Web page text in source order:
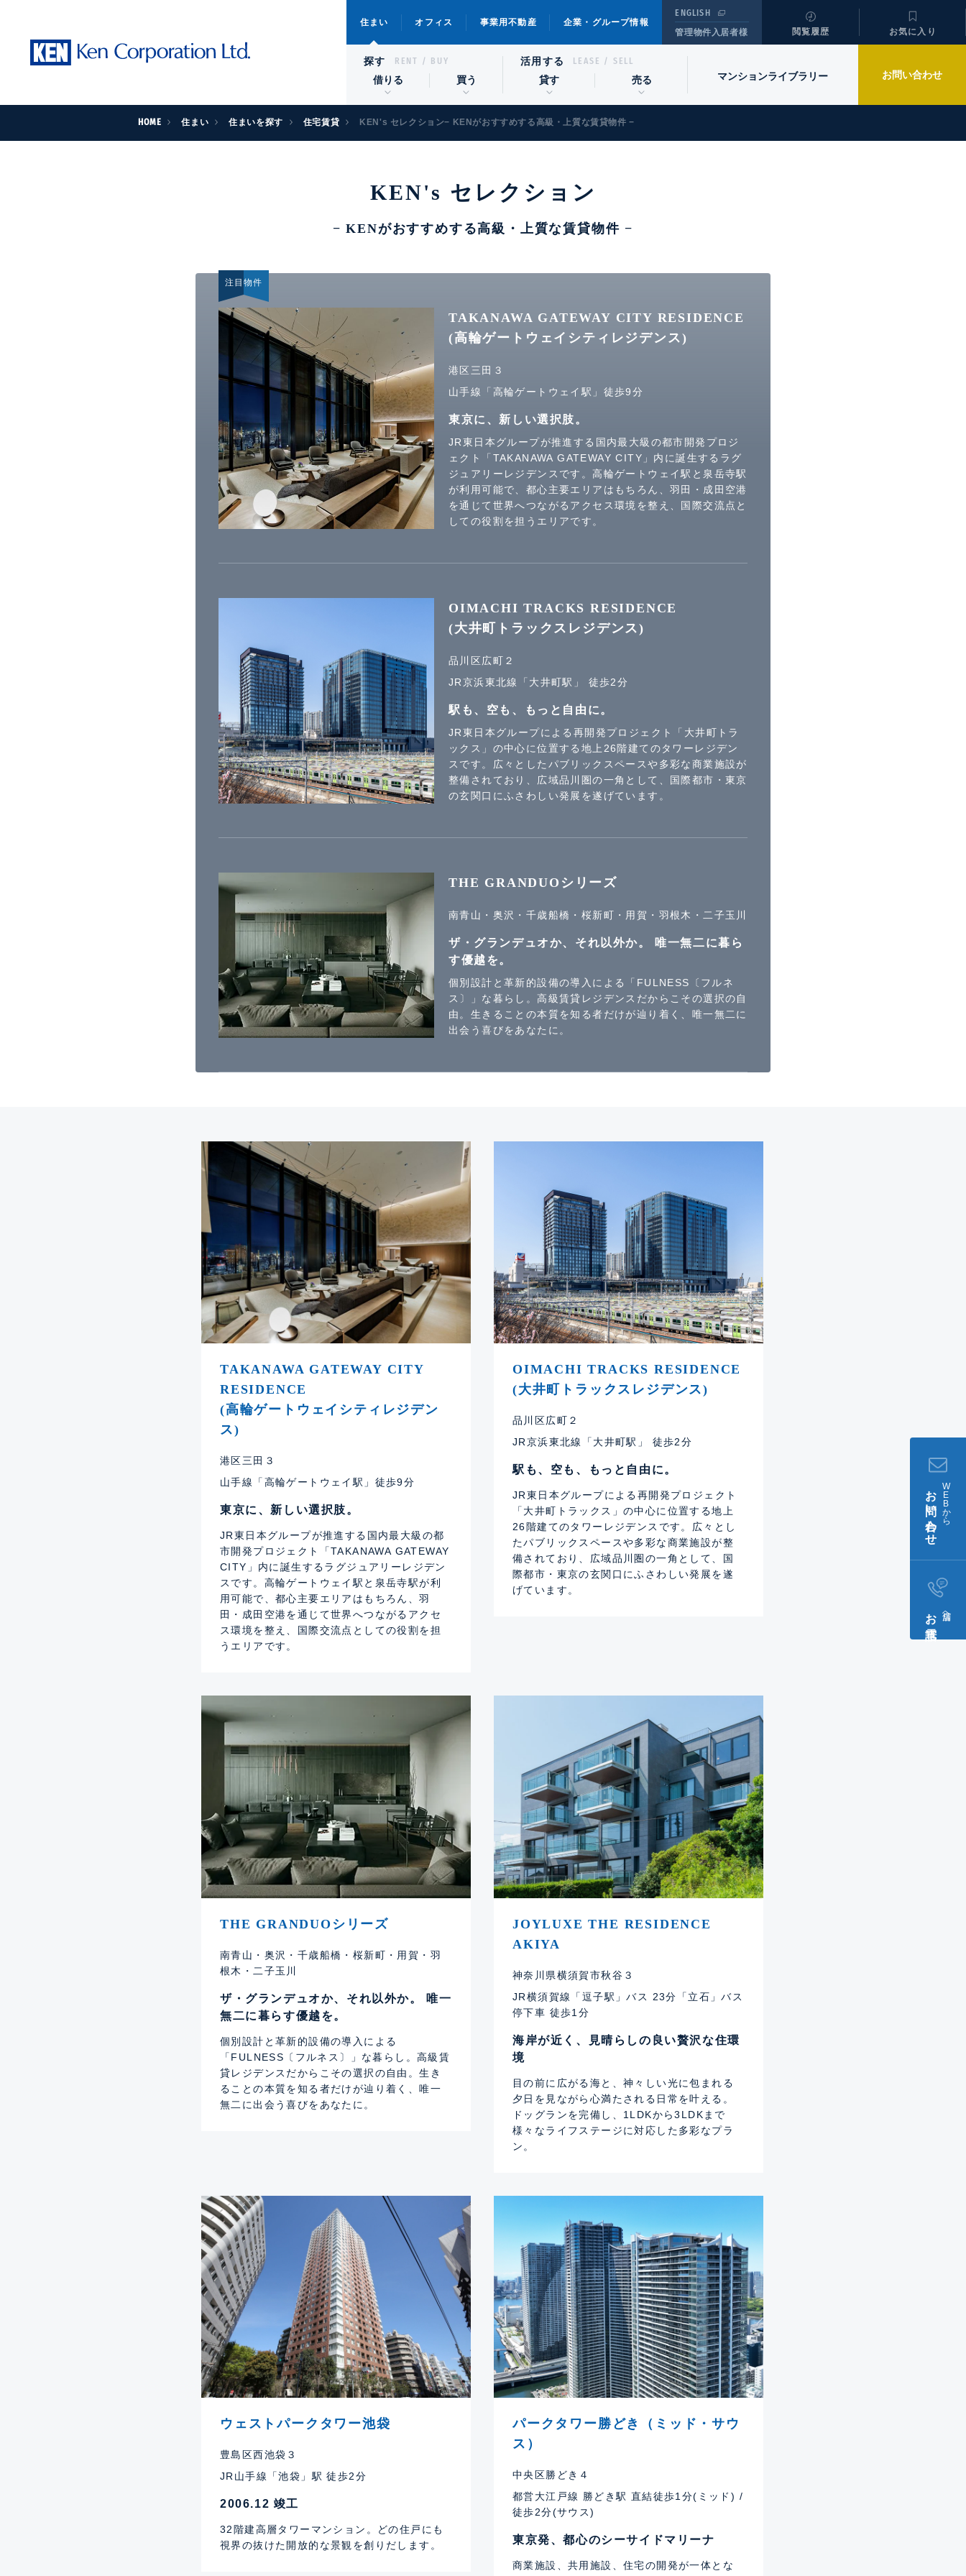
住まい オフィス 事業用不動産 企業・グループ情報
ENGLISH
管理物件入居者様
閲覧履歴 お気に入り
探す RENT / BUY
借りる 買う
活用する LEASE / SELL
貸す 売る マンションライブラリー お問い合わせ
HOME 住まい 住まいを探す 住宅賃貸 KEN's セレクション− KENがおすすめする高級・上質な賃貸物件 −
KEN's セレクション
− KENがおすすめする高級・上質な賃貸物件 −
注目物件
TAKANAWA GATEWAY CITY RESIDENCE
(高輪ゲートウェイシティレジデンス)
港区三田３
山手線「高輪ゲートウェイ駅」徒歩9分
東京に、新しい選択肢。
JR東日本グループが推進する国内最大級の都市開発プロジ
ェクト「TAKANAWA GATEWAY CITY」内に誕生するラグ
ジュアリーレジデンスです。高輪ゲートウェイ駅と泉岳寺駅
が利用可能で、都心主要エリアはもちろん、羽田・成田空港
を通じて世界へつながるアクセス環境を整え、国際交流点と
しての役割を担うエリアです。
OIMACHI TRACKS RESIDENCE
(大井町トラックスレジデンス)
品川区広町２
JR京浜東北線「大井町駅」 徒歩2分
駅も、空も、もっと自由に。
JR東日本グループによる再開発プロジェクト「大井町トラ
ックス」の中心に位置する地上26階建てのタワーレジデン
スです。広々としたパブリックスペースや多彩な商業施設が
整備されており、広域品川圏の一角として、国際都市・東京
の玄関口にふさわしい発展を遂げています。
THE GRANDUOシリーズ
南青山・奥沢・千歳船橋・桜新町・用賀・羽根木・二子玉川
ザ・グランデュオか、それ以外か。 唯一無二に暮ら
す優越を。
個別設計と革新的設備の導入による「FULNESS〔フルネ
ス〕」な暮らし。高級賃貸レジデンスだからこその選択の自
由。生きることの本質を知る者だけが辿り着く、唯一無二に
出会う喜びをあなたに。
TAKANAWA GATEWAY CITY
RESIDENCE
(高輪ゲートウェイシティレジデン
ス)
港区三田３
山手線「高輪ゲートウェイ駅」徒歩9分
東京に、新しい選択肢。
JR東日本グループが推進する国内最大級の都
市開発プロジェクト「TAKANAWA GATEWAY
CITY」内に誕生するラグジュアリーレジデン
スです。高輪ゲートウェイ駅と泉岳寺駅が利
用可能で、都心主要エリアはもちろん、羽
田・成田空港を通じて世界へつながるアクセ
ス環境を整え、国際交流点としての役割を担
うエリアです。
OIMACHI TRACKS RESIDENCE
(大井町トラックスレジデンス)
品川区広町２
JR京浜東北線「大井町駅」 徒歩2分
駅も、空も、もっと自由に。
JR東日本グループによる再開発プロジェクト
「大井町トラックス」の中心に位置する地上
26階建てのタワーレジデンスです。広々とし
たパブリックスペースや多彩な商業施設が整
備されており、広域品川圏の一角として、国
際都市・東京の玄関口にふさわしい発展を遂
げています。
THE GRANDUOシリーズ
南青山・奥沢・千歳船橋・桜新町・用賀・羽
根木・二子玉川
ザ・グランデュオか、それ以外か。 唯一
無二に暮らす優越を。
個別設計と革新的設備の導入による
「FULNESS〔フルネス〕」な暮らし。高級賃
貸レジデンスだからこその選択の自由。生き
ることの本質を知る者だけが辿り着く、唯一
無二に出会う喜びをあなたに。
JOYLUXE THE RESIDENCE
AKIYA
神奈川県横須賀市秋谷３
JR横須賀線「逗子駅」バス 23分「立石」バス
停下車 徒歩1分
海岸が近く、見晴らしの良い贅沢な住環
境
目の前に広がる海と、神々しい光に包まれる
夕日を見ながら心満たされる日常を叶える。
ドッグランを完備し、1LDKから3LDKまで
様々なライフステージに対応した多彩なプラ
ン。
ウェストパークタワー池袋
豊島区西池袋３
JR山手線「池袋」駅 徒歩2分
2006.12 竣工
32階建高層タワーマンション。どの住戸にも
視界の抜けた開放的な景観を創りだします。
パークタワー勝どき（ミッド・サウ
ス）
中央区勝どき４
都営大江戸線 勝どき駅 直結徒歩1分(ミッド) /
徒歩2分(サウス)
東京発、都心のシーサイドマリーナ
商業施設、共用施設、住宅の開発が一体とな
W
E
B
か
ら
お問い合わせ
店舗へ
お電話​